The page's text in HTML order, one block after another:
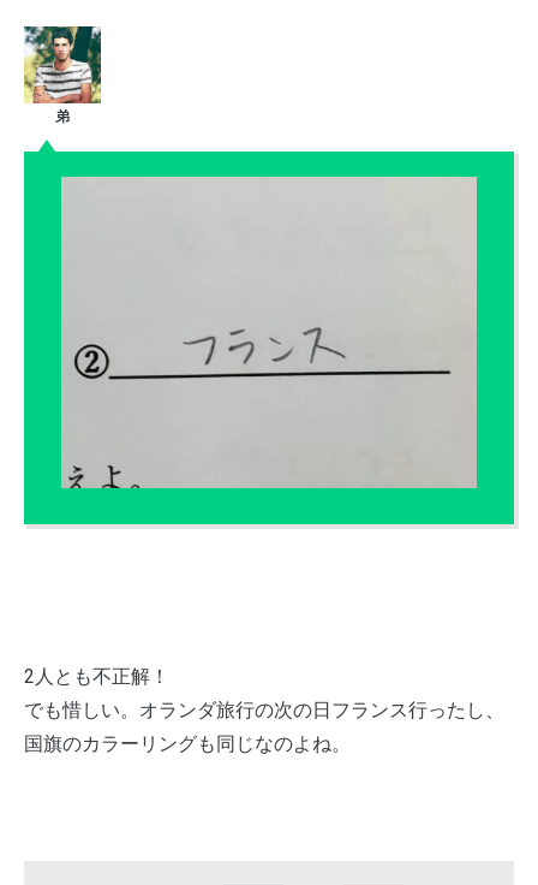
2人とも不正解！
でも惜しい。オランダ旅行の次の日フランス行ったし、
国旗のカラーリングも同じなのよね。